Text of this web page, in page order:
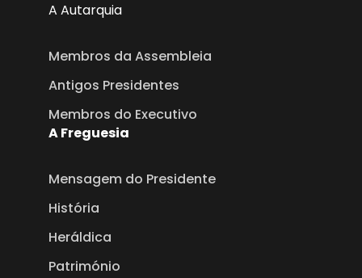
A Autarquia
Membros da Assembleia
Antigos Presidentes
Membros do Executivo
A Freguesia
Mensagem do Presidente
História
Heráldica
Património